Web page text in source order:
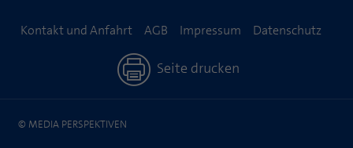
Kontakt und Anfahrt AGB Impressum Datenschutz
Seite drucken
© MEDIA PERSPEKTIVEN